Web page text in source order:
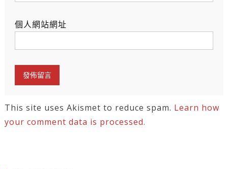
個人網站網址
This site uses Akismet to reduce spam. Learn how
your comment data is processed.